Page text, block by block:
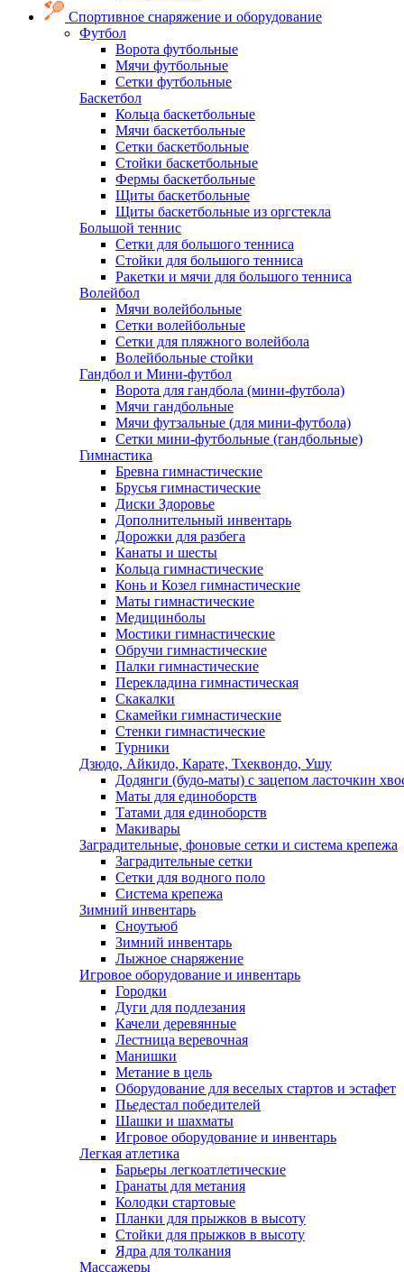
Спортивное снаряжение и оборудование
Футбол
Ворота футбольные
Мячи футбольные
Сетки футбольные
Баскетбол
Кольца баскетбольные
Мячи баскетбольные
Сетки баскетбольные
Стойки баскетбольные
Фермы баскетбольные
Щиты баскетбольные
Щиты баскетбольные из оргстекла
Большой теннис
Сетки для большого тенниса
Стойки для большого тенниса
Ракетки и мячи для большого тенниса
Волейбол
Мячи волейбольные
Сетки волейбольные
Сетки для пляжного волейбола
Волейбольные стойки
Гандбол и Мини-футбол
Ворота для гандбола (мини-футбола)
Мячи гандбольные
Мячи футзальные (для мини-футбола)
Сетки мини-футбольные (гандбольные)
Гимнастика
Бревна гимнастические
Брусья гимнастические
Диски Здоровье
Дополнительный инвентарь
Дорожки для разбега
Канаты и шесты
Кольца гимнастические
Конь и Козел гимнастические
Маты гимнастические
Медицинболы
Мостики гимнастические
Обручи гимнастические
Палки гимнастические
Перекладина гимнастическая
Скакалки
Скамейки гимнастические
Стенки гимнастические
Турники
Дзюдо, Айкидо, Карате, Тхеквондо, Ушу
Додянги (будо-маты) с зацепом ласточкин
Маты для единоборств
Татами для единоборств
Макивары
Заградительные, фоновые сетки и система крепежа
Заградительные сетки
Сетки для водного поло
Система крепежа
Зимний инвентарь
Сноутьюб
Зимний инвентарь
Лыжное снаряжение
Игровое оборудование и инвентарь
Городки
Дуги для подлезания
Качели деревянные
Лестница веревочная
Манишки
Метание в цель
Оборудование для веселых стартов и эстафет
Пьедестал победителей
Шашки и шахматы
Игровое оборудование и инвентарь
Легкая атлетика
Барьеры легкоатлетические
Гранаты для метания
Колодки стартовые
Планки для прыжков в высоту
Стойки для прыжков в высоту
Ядра для толкания
Массажеры